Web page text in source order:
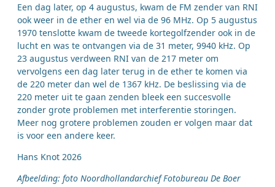
Een dag later, op 4 augustus, kwam de FM zender van RNI
ook weer in de ether en wel via de 96 MHz. Op 5 augustus
1970 tenslotte kwam de tweede kortegolfzender ook in de
lucht en was te ontvangen via de 31 meter, 9940 kHz. Op
23 augustus verdween RNI van de 217 meter om
vervolgens een dag later terug in de ether te komen via
de 220 meter dan wel de 1367 kHz. De beslissing via de
220 meter uit te gaan zenden bleek een succesvolle
zonder grote problemen met interferentie storingen.
Meer nog grotere problemen zouden er volgen maar dat
is voor een andere keer.
Hans Knot 2026
Afbeelding: foto Noordhollandarchief Fotobureau De Boer